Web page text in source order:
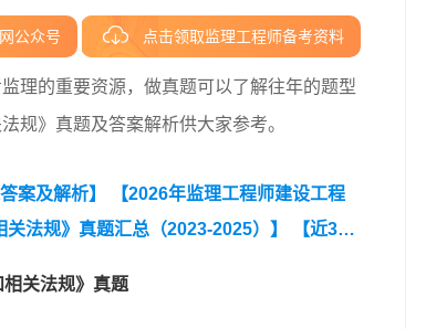
公众号 点击领取监理工程师备考资料
理的重要资源，做真题可以了解往年的题型
规》真题及答案解析供大家参考。
案及解析】
【2026年监理工程师建设工程
法规》真题汇总（2023-2025）】
【近3年
关法规》真题